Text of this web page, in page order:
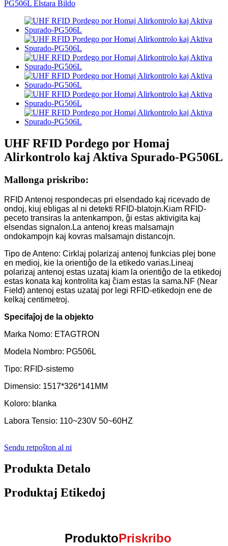
UHF RFID Pordego por Homaj
Alirkontrolo kaj Aktiva Spurado-PG506L
Mallonga priskribo:
RFID Antenoj respondecas pri elsendado kaj ricevado de
ondoj, kiuj ebligas al ni detekti RFID-blatojn.Kiam RFID-
peceto transiras la antenkampon, ĝi estas aktivigita kaj
elsendas signalon.La antenoj kreas malsamajn
ondokampojn kaj kovras malsamajn distancojn.
Tipo de Anteno: Cirklaj polarizaj antenoj funkcias plej bone
en medioj, kie la orientiĝo de la etikedo varias.Lineaj
polarizaj antenoj estas uzataj kiam la orientiĝo de la etikedoj
estas konata kaj kontrolita kaj ĉiam estas la sama.NF (Near
Field) antenoj estas uzataj por legi RFID-etikedojn ene de
kelkaj centimetroj.
Specifaĵoj de la objekto
Marka Nomo: ETAGTRON
Modela Nombro: PG506L
Tipo: RFID-sistemo
Dimensio: 1517*326*141MM
Koloro: blanka
Labora Tensio: 110~230V 50~60HZ
Sendu retpoŝton al ni
Produkta Detalo
Produktaj Etikedoj
ProduktoPriskribo